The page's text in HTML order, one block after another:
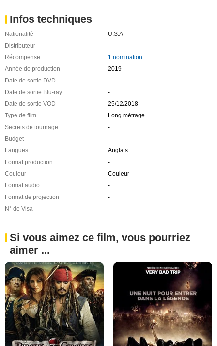
Infos techniques
Nationalité
U.S.A.
Distributeur
-
Récompense
1 nomination
Année de production
2019
Date de sortie DVD
-
Date de sortie Blu-ray
-
Date de sortie VOD
25/12/2018
Type de film
Long métrage
Secrets de tournage
-
Budget
-
Langues
Anglais
Format production
-
Couleur
Couleur
Format audio
-
Format de projection
-
N° de Visa
-
Si vous aimez ce film, vous pourriez
aimer ...